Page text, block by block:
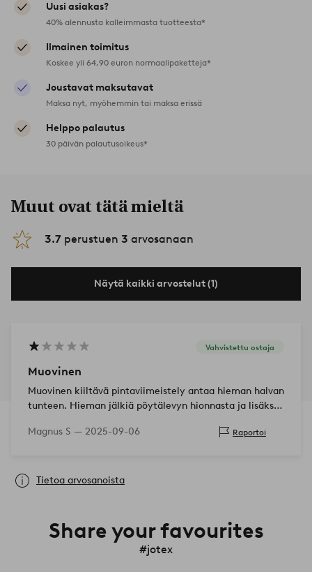
Uusi asiakas?
40% alennusta kalleimmasta tuotteesta*
Ilmainen toimitus
Koskee yli 64,90 euron normaalipaketteja*
Joustavat maksutavat
Maksa nyt, myöhemmin tai maksa erissä
Helppo palautus
30 päivän palautusoikeus*
Muut ovat tätä mieltä
3.7 perustuen 3 arvosanaan
Näytä kaikki arvostelut (1)
Vahvistettu ostaja
Muovinen
Muovinen kiiltävä pintaviimeistely antaa hieman halvan
tunteen. Hieman jälkiä pöytälevyn hionnasta ja lisäksi
Magnus S — 2025-09-06 Raportoi
Tietoa arvosanoista
Share your favourites
#jotex